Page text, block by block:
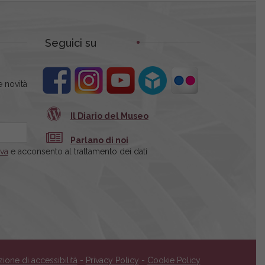
novità
e acconsento al trattamento dei dati
Seguici su
Il Diario del Museo
Parlano di noi
di accessibilità - Privacy Policy - Cookie Policy